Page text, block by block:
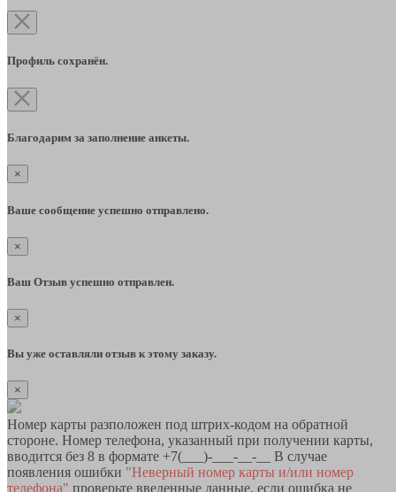
Профиль сохранён.
Благодарим за заполнение анкеты.
×
Ваше сообщение успешно отправлено.
×
Ваш Отзыв успешно отправлен.
×
Вы уже оставляли отзыв к этому заказу.
×
Номер карты разположен под штрих-кодом на обратной
стороне. Номер телефона, указанный при получении карты,
вводится без 8 в формате +7(___)-___-__-__ В случае
появления ошибки "Неверный номер карты и/или номер
телефона" проверьте введенные данные, если ошибка не